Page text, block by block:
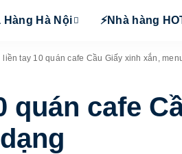
Hàng Hà Nội ⚡Nhà hàng
liền tay 10 quán cafe Cầu Giấy xinh xắn,
quán cafe